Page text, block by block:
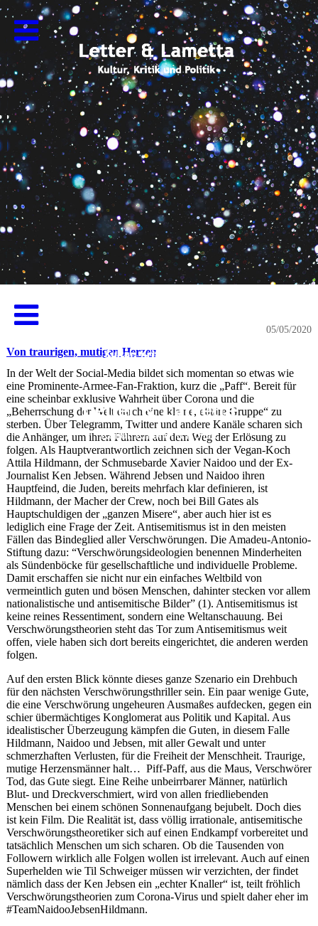
05/05/2020
Von traurigen, mutigen Herzen
In der Welt der Social-Media bildet sich momentan so etwas wie
eine Prominente-Armee-Fan-Fraktion, kurz die „Paff“. Bereit für
eine scheinbar exklusive Wahrheit über Corona und die
„Beherrschung der Welt durch eine kleine, elitäre Gruppe“ zu
sterben. Über Telegramm, Twitter und andere Kanäle scharen sich
die Anhänger, um ihren Führern auf dem Weg der Erlösung zu
folgen. Als Hauptverantwortlich zeichnen sich der Vegan-Koch
Attila Hildmann, der Schmusebarde Xavier Naidoo und der Ex-
Journalist Ken Jebsen. Während Jebsen und Naidoo ihren
Hauptfeind, die Juden, bereits mehrfach klar definieren, ist
Hildmann, der Macher der Crew, noch bei Bill Gates als
Hauptschuldigen der „ganzen Misere“, aber auch hier ist es
lediglich eine Frage der Zeit. Antisemitismus ist in den meisten
Fällen das Bindeglied aller Verschwörungen. Die Amadeu-Antonio-
Stiftung dazu: “Verschwörungsideologien benennen Minderheiten
als Sündenböcke für gesellschaftliche und individuelle Probleme.
Damit erschaffen sie nicht nur ein einfaches Weltbild von
vermeintlich guten und bösen Menschen, dahinter stecken vor allem
nationalistische und antisemitische Bilder” (1). Antisemitismus ist
keine reines Ressentiment, sondern eine Weltanschauung. Bei
Verschwörungstheorien steht das Tor zum Antisemitismus weit
offen, viele haben sich dort bereits eingerichtet, die anderen werden
folgen.
Auf den ersten Blick könnte dieses ganze Szenario ein Drehbuch
für den nächsten Verschwörungsthriller sein. Ein paar wenige Gute,
die eine Verschwörung ungeheuren Ausmaßes aufdecken, gegen ein
schier übermächtiges Konglomerat aus Politik und Kapital. Aus
idealistischer Überzeugung kämpfen die Guten, in diesem Falle
Hildmann, Naidoo und Jebsen, mit aller Gewalt und unter
schmerzhaften Verlusten, für die Freiheit der Menschheit. Traurige,
mutige Herzensmänner halt… Piff-Paff, aus die Maus, Verschwörer
Tod, das Gute siegt. Eine Reihe unbeirrbarer Männer, natürlich
Blut- und Dreckverschmiert, wird von allen friedliebenden
Menschen bei einem schönen Sonnenaufgang bejubelt. Doch dies
ist kein Film. Die Realität ist, dass völlig irrationale, antisemitische
Verschwörungstheoretiker sich auf einen Endkampf vorbereitet und
tatsächlich Menschen um sich scharen. Ob die Tausenden von
Followern wirklich alle Folgen wollen ist irrelevant. Auch auf einen
Superhelden wie Til Schweiger müssen wir verzichten, der findet
nämlich dass der Ken Jebsen ein „echter Knaller“ ist, teilt fröhlich
Verschwörungstheorien zum Corona-Virus und spielt daher eher im
#TeamNaidooJebsenHildmann.
Letter & Lametta
Kultur, Kritik und Politik